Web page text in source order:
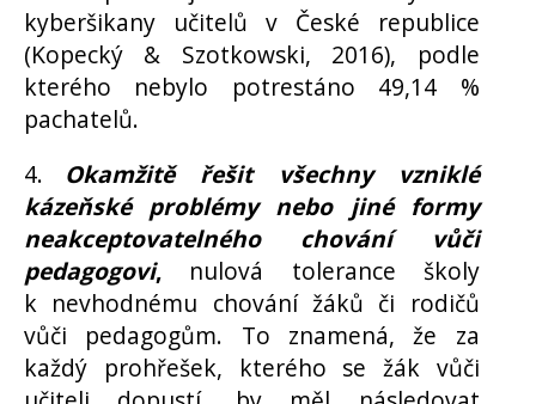
kyberšikany učitelů v České republice
(Kopecký & Szotkowski, 2016), podle
kterého nebylo potrestáno 49,14 %
pachatelů.
4.
Okamžitě řešit všechny vzniklé
kázeňské problémy nebo jiné formy
neakceptovatelného chování vůči
pedagogovi, nulová tolerance školy
k nevhodnému chování žáků či rodičů
vůči pedagogům. To znamená, že za
každý prohřešek, kterého se žák vůči